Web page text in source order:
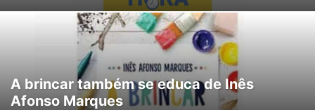
A brincar também se educa de Inês
Afonso Marques